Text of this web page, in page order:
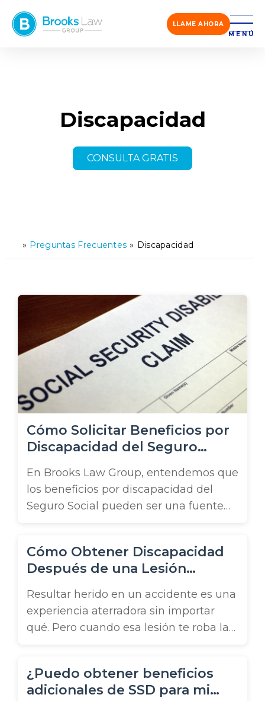
LLAME AHORA
MENÚ
Discapacidad
CONSULTA GRATIS
» Preguntas Frecuentes » Discapacidad
Cómo Solicitar Beneficios por
Discapacidad del Seguro
En Brooks Law Group, entendemos que
los beneficios por discapacidad del
Seguro Social pueden ser una fuente
mayoría de las solicitudes de Seguro
Social son denegadas en el primer
intento. Obtener ayuda de un abogado
experimentado en discapacidad de
Florida puede significar la diferencia ...
Cómo Obtener Discapacidad
Después de una Lesión
Resultar herido en un accidente es una
experiencia aterradora sin importar
qué. Pero cuando esa lesión te roba la
en riesgo. La buena noticia es que
puedes tener derecho a beneficios por
¿Puedo obtener beneficios
adicionales de SSD para mi